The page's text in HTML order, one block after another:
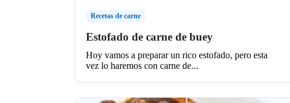
Recetas de carne
Estofado de carne de buey
Hoy vamos a preparar un rico estofado, pero esta
vez lo haremos con carne de...